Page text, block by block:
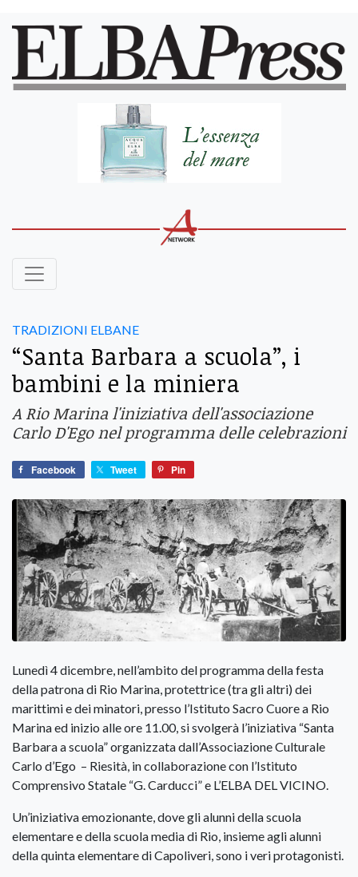
TRADIZIONI ELBANE
“Santa Barbara a scuola”, i
bambini e la miniera
A Rio Marina l'iniziativa dell'associazione
Carlo D'Ego nel programma delle celebrazioni
Facebook Tweet Pin
Lunedì 4 dicembre, nell’ambito del programma della festa
della patrona di Rio Marina, protettrice (tra gli altri) dei
marittimi e dei minatori, presso l’Istituto Sacro Cuore a Rio
Marina ed inizio alle ore 11.00, si svolgerà l’iniziativa “Santa
Barbara a scuola” organizzata dall’Associazione Culturale
Carlo d’Ego – Riesità, in collaborazione con l’Istituto
Comprensivo Statale “G. Carducci” e L’ELBA DEL VICINO.
Un’iniziativa emozionante, dove gli alunni della scuola
elementare e della scuola media di Rio, insieme agli alunni
della quinta elementare di Capoliveri, sono i veri protagonisti.